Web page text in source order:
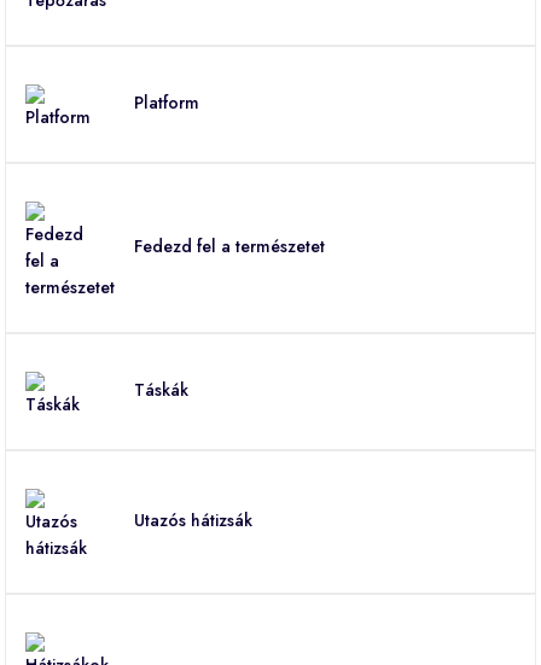
Platform
Fedezd fel a természetet
Táskák
Utazós hátizsák